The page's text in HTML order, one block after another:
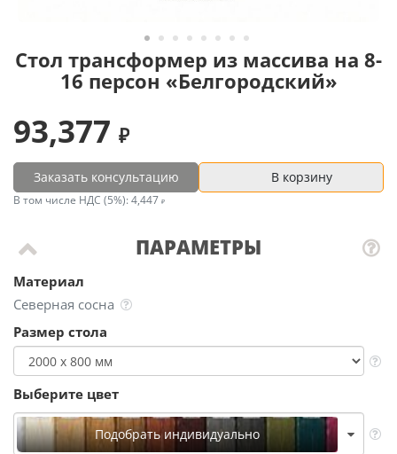
Стол трансформер из массива на 8-
16 персон «Белгородский»
ПАРАМЕТРЫ
Материал
Северная сосна
Размер стола
Выберите цвет
Подобрать индивидуально
93,377
Заказать консультацию В корзину
В том числе НДС (5%): 4,447